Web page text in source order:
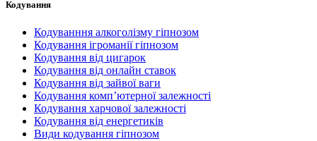
Кодування
Кодуванння алкоголізму гіпнозом
Кодування ігроманії гіпнозом
Кодування від цигарок
Кодування від онлайн ставок
Кодування від зайвої ваги
Кодування комп’ютерної залежності
Кодування харчової залежності
Кодування від енергетиків
Види кодування гіпнозом